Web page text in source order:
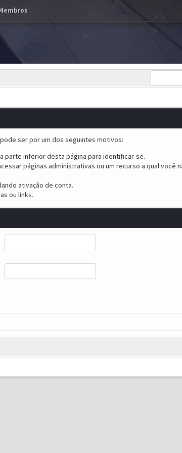
ser por um dos seguintes motivos:
parte inferior desta página para identificar-se.
páginas administrativas ou um recurso a qual você
ativação de conta.
ou links.